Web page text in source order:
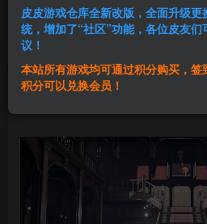
群主1号
皮皮游戏仓库全新改版，全面升级
统，增加了“社区”功能，各位皮友
议！
本站所有游戏均可通过积分购买，
积分可以兑换会员！